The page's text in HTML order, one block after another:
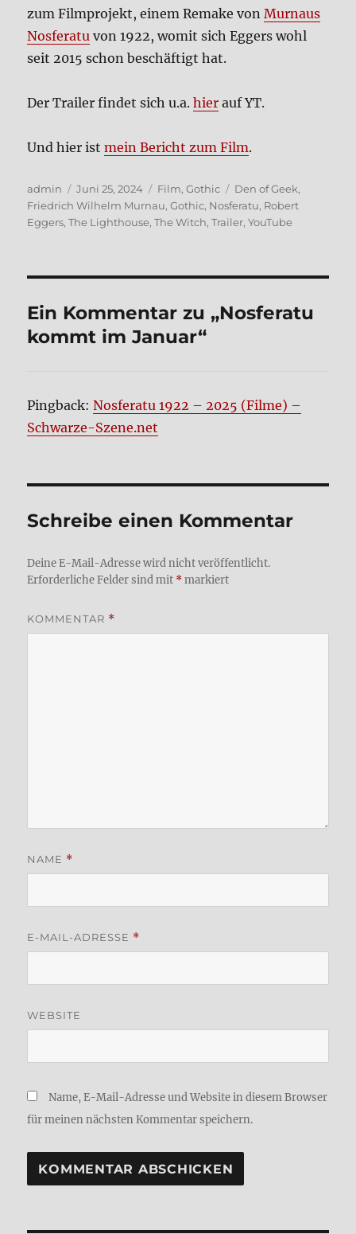
zum Film­pro­jekt, einem Remake vonMurnaus
Nos­fe­ra­tu von 1922, womit sich Eggers wohl
seit 2015 schon beschäf­tigt hat.
Der Trai­ler fin­det sich u.a.hier auf YT.
Und hier istmein Bericht zum Film.
Autor
admin
Veröffentlicht
am
Juni 25, 2024 Kategorien
Film,Gothic Schlagwörter
Den of Geek,
Friedrich Wilhelm Murnau,Gothic, Nosferatu, Robert
Eggers,The Lighthouse,The Witch,Trailer,YouTube
Ein Kommentar zu „Nos­fe­ra­tu
kommt im Janu­ar“
Pingback:Nosferatu 1922 – 2025 (Filme) –
Schwarze-Szene.net
Schreibe einen Kommentar
Deine E-Mail-Adresse wird nicht veröffentlicht.
Erforderliche Felder sind mit *markiert
KOMMENTAR *
NAME *
E-MAIL-ADRESSE *
WEBSITE
Name, E-Mail-Adresse und Website in diesem Browser
für meinen nächsten Kommentar speichern.